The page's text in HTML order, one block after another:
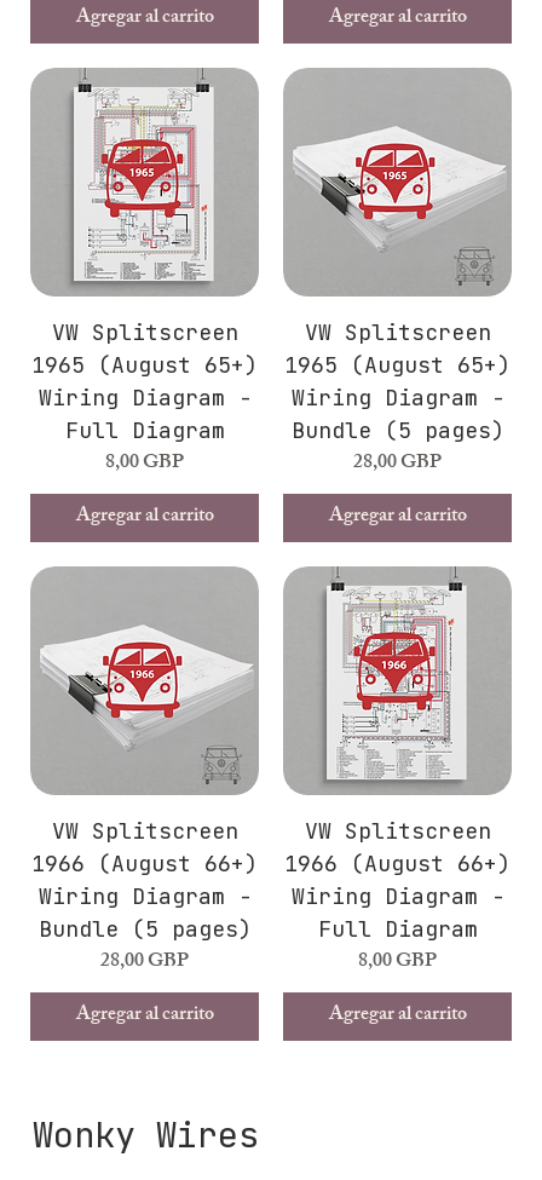
Agregar al carrito
Agregar al carrito
VW Splitscreen
1965 (August 65+)
Wiring Diagram -
Full Diagram
Precio
8,00 GBP
Agregar al carrito
VW Splitscreen
1965 (August 65+)
Wiring Diagram -
Bundle (5 pages)
Precio
28,00 GBP
Agregar al carrito
VW Splitscreen
1966 (August 66+)
Wiring Diagram -
Bundle (5 pages)
Precio
28,00 GBP
Agregar al carrito
VW Splitscreen
1966 (August 66+)
Wiring Diagram -
Full Diagram
Precio
8,00 GBP
Agregar al carrito
Wonky Wires